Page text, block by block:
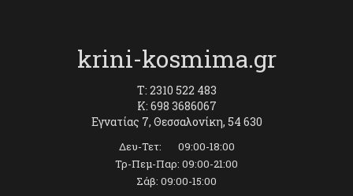
krini-kosmima.gr
T: 2310 522 483
K: 698 3686067
Εγνατίας 7, Θεσσαλονίκη, 54 630
Δευ-Τετ: 09:00-18:00
Τρ-Πεμ-Παρ: 09:00-21:00
Σάβ: 09:00-15:00